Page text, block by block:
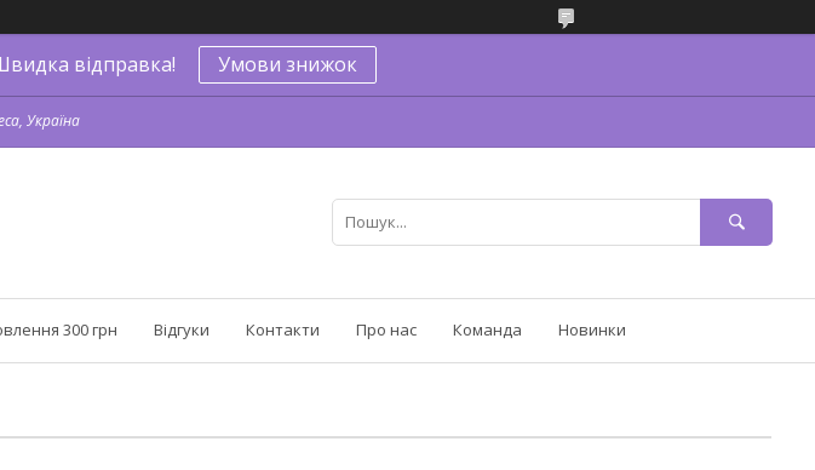
відправка! Умови знижок
Україна
300 грн Відгуки Контакти Про нас Команда Новинки